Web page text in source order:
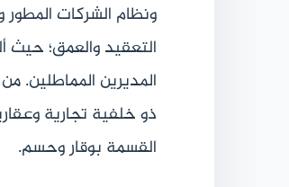
ونظام الشركات
التعقيد والعمق؛ حيث
المديرين المماطلين.
ذو خلفية تجارية
القسمة بوقار وحسم.